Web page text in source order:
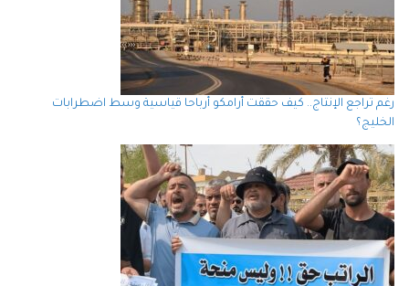
رغم تراجع الإنتاج.. كيف حققت أرامكو أرباحا قياسية وسط اضطرابات
الخليج؟